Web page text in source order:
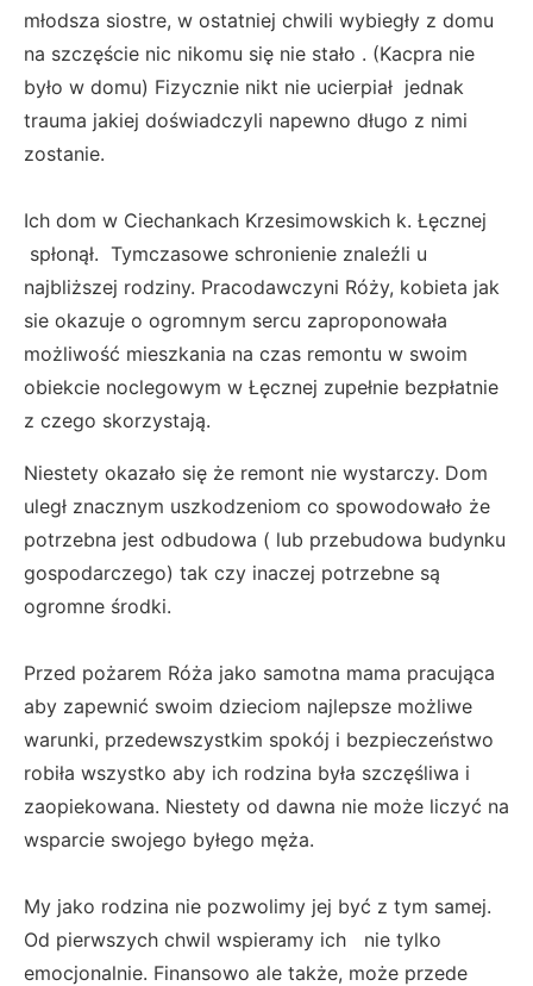
młodsza siostre, w ostatniej chwili wybiegły z domu
na szczęście nic nikomu się nie stało . (Kacpra nie
było w domu) Fizycznie nikt nie ucierpiał jednak
trauma jakiej doświadczyli napewno długo z nimi
zostanie.
Ich dom w Ciechankach Krzesimowskich k. Łęcznej
spłonął. Tymczasowe schronienie znaleźli u
najbliższej rodziny. Pracodawczyni Róży, kobieta jak
sie okazuje o ogromnym sercu zaproponowała
możliwość mieszkania na czas remontu w swoim
obiekcie noclegowym w Łęcznej zupełnie bezpłatnie
z czego skorzystają.
Niestety okazało się że remont nie wystarczy. Dom
uległ znacznym uszkodzeniom co spowodowało że
potrzebna jest odbudowa ( lub przebudowa budynku
gospodarczego) tak czy inaczej potrzebne są
ogromne środki.
Przed pożarem Róża jako samotna mama pracująca
aby zapewnić swoim dzieciom najlepsze możliwe
warunki, przedewszystkim spokój i bezpieczeństwo
robiła wszystko aby ich rodzina była szczęśliwa i
zaopiekowana. Niestety od dawna nie może liczyć na
wsparcie swojego byłego męża.
My jako rodzina nie pozwolimy jej być z tym samej.
Od pierwszych chwil wspieramy ich nie tylko
emocjonalnie. Finansowo ale także, może przede